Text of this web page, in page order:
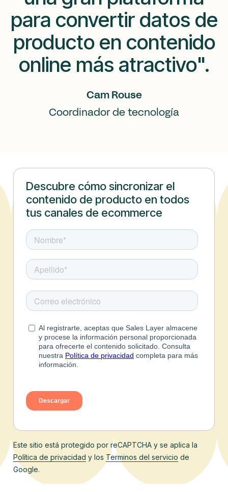
para convertir datos de
producto en contenido
online más atractivo".
Cam Rouse
Coordinador de tecnología
Descubre cómo sincronizar el
contenido de producto en todos
tus canales de ecommerce
Este sitio está protegido por reCAPTCHA y se aplica la
Política de privacidad y los Terminos del servicio de
Google.